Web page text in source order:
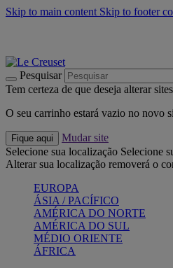
Skip to main content Skip to footer
Pesquisar
Tem certeza de que deseja alterar
O seu carrinho estará vazio no novo
Fique aqui
Mudar site
Selecione sua localização Selecione
Alterar sua localização removerá o
EUROPA
ÁSIA / PACÍFICO
AMÉRICA DO NORTE
AMÉRICA DO SUL
MÉDIO ORIENTE
ÁFRICA